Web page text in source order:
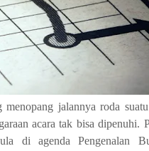
jalannya roda
acara tak bisa dipenuhi.
di agenda Pengenalan